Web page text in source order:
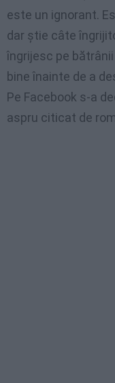
este un ignorant.
dar știe câte
îngrijesc pe
bine înainte de a
Pe Facebook s-a
aspru citicat de